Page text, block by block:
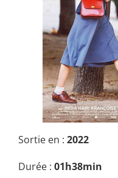
Sortie en : 2022
Durée : 01h38min